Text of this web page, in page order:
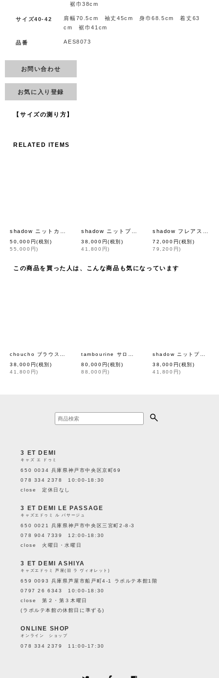
裾巾38cm
サイズ40-42
肩幅70.5cm 袖丈45cm 身巾68.5cm 着丈63
cm 裾巾41cm
品番 AES8073
お問い合わせ
お気に入り登録
【サイズの測り方】
RELATED ITEMS
mina perhonen]
50,000 円(税別)
55,000 円)
38,000 円(税別)
41,800 円)
72,000 円(税別)
79,200 円)
この商品を買った人は、こんな商品も気になっています
[mina perhonen]
38,000 円(税別)
41,800 円)
mina
80,000 円(税別)
88,000 円)
38,000 円(税別)
41,800 円)
3 ET DEMI
キャズ エ ドゥミ
650 0034 兵庫県神戸市中央区京町69
078 334 2378 10:00-18:30
close 定休日なし
3 ET DEMI LE PASSAGE
キャズエドゥミ ル パサージュ
650 0021 兵庫県神戸市中央区三宮町2-8-3
078 904 7339 12:00-18:30
close 火曜日・水曜日
3 ET DEMI ASHIYA
キャズエドゥミ 芦屋(旧 ラ ヴィオレット)
659 0093 兵庫県芦屋市船戸町4-1 ラポルテ本館1階
0797 26 6343 10:00-18:30
close 第２・第３木曜日
(ラポルテ本館の休館日に準ずる)
ONLINE SHOP
オンライン ショップ
078 334 2379 11:00-17:30